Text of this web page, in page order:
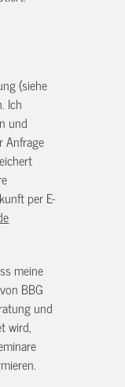
(siehe
Ich
und
Anfrage
per E-
meine
BBG
und
wird,